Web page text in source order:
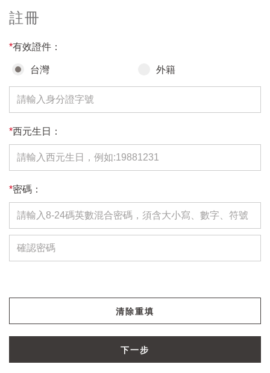
註冊
*有效證件：
台灣 外籍
*西元生日：
*密碼：